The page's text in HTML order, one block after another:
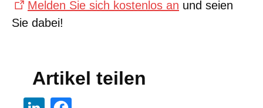
Melden Sie sich kostenlos an und seien
Sie dabei!
Artikel teilen